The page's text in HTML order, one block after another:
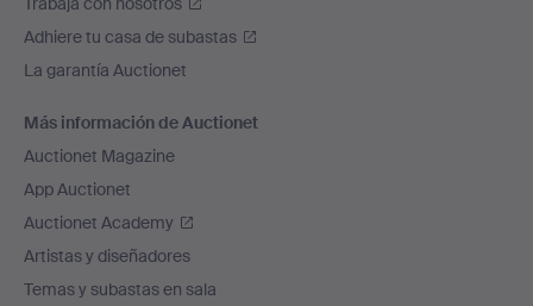
Adhiere tu casa de subastas
La garantía Auctionet
Más información de Auctionet
Auctionet Magazine
App Auctionet
Auctionet Academy
Artistas y diseñadores
Temas y subastas en sala